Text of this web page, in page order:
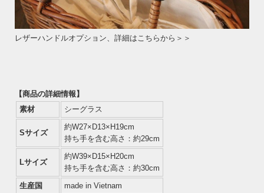
レザーハンドルオプション、詳細はこちらから＞＞
【商品の詳細情報】
素材
シーグラス
Sサイズ
約W27×D13×H19cm
持ち手を含む高さ：約29cm
Lサイズ
約W39×D15×H20cm
持ち手を含む高さ：約30cm
生産国
made in Vietnam